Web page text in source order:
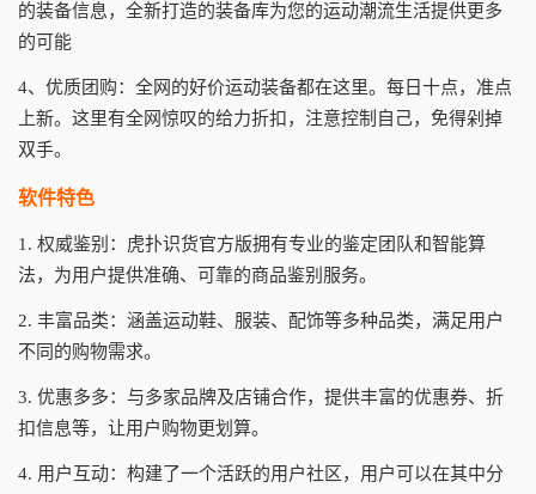
的装备信息，全新打造的装备库为您的运动潮流生活提供更多
的可能
4、优质团购：全网的好价运动装备都在这里。每日十点，准点
上新。这里有全网惊叹的给力折扣，注意控制自己，免得剁掉
双手。
软件特色
1. 权威鉴别：虎扑识货官方版拥有专业的鉴定团队和智能算
法，为用户提供准确、可靠的商品鉴别服务。
2. 丰富品类：涵盖运动鞋、服装、配饰等多种品类，满足用户
不同的购物需求。
3. 优惠多多：与多家品牌及店铺合作，提供丰富的优惠券、折
扣信息等，让用户购物更划算。
4. 用户互动：构建了一个活跃的用户社区，用户可以在其中分